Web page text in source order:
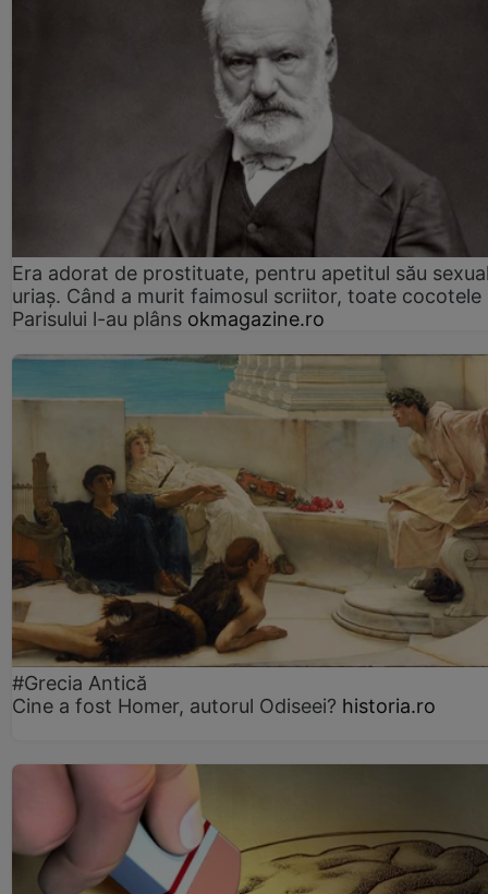
Era adorat de prostituate, pentru apetitul său
uriaș. Când a murit faimosul scriitor, toate cocotele
Parisului l-au plâns okmagazine.ro
#Grecia Antică
Cine a fost Homer, autorul Odiseei? historia.ro